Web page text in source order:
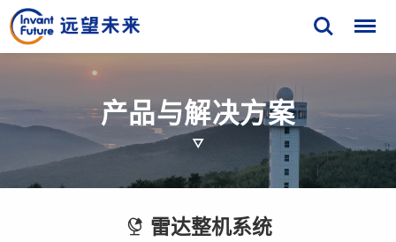
产品与解决方案
 雷达整机系统